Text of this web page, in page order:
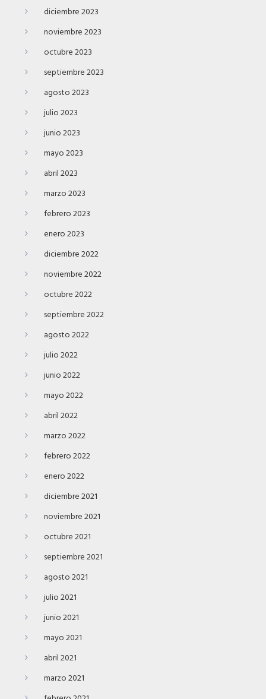
diciembre 2023
noviembre 2023
octubre 2023
septiembre 2023
agosto 2023
julio 2023
junio 2023
mayo 2023
abril 2023
marzo 2023
febrero 2023
enero 2023
diciembre 2022
noviembre 2022
octubre 2022
septiembre 2022
agosto 2022
julio 2022
junio 2022
mayo 2022
abril 2022
marzo 2022
febrero 2022
enero 2022
diciembre 2021
noviembre 2021
octubre 2021
septiembre 2021
agosto 2021
julio 2021
junio 2021
mayo 2021
abril 2021
marzo 2021